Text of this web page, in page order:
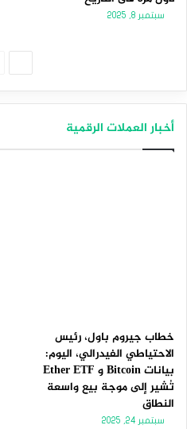
سبتمبر 8, 2025
أخبار العملات الرقمية
خطاب جيروم باول، رئيس
الاحتياطي الفيدرالي، اليوم:
بيانات Bitcoin و Ether ETF
تُشير إلى موجة بيع واسعة
النطاق
سبتمبر 24, 2025